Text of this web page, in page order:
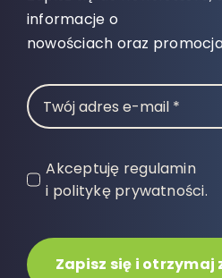
informacje o
nowościach oraz
Akceptuję regulamin
i politykę prywatności.
Zapisz się i otrzymaj